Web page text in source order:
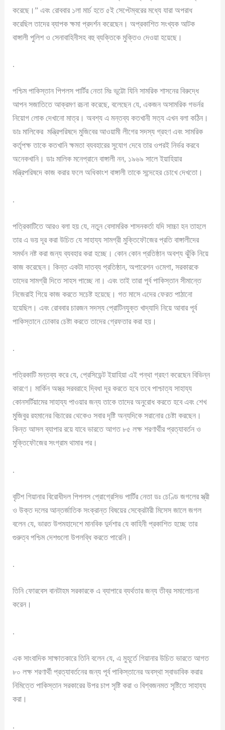
করেছে।” এবং রোববার ১লা মার্চ হতে ৫ই সেপ্টেম্বরের মধ্যে যারা অপরাধ
করেছিল তাদের ব্যাপক ক্ষমা প্রদর্শন করেছেন। অপ্রকাশিত সংখ্যক আটক
বাঙ্গালী পুলিশ ও সেনাবাহিনীসহ বহু ব্যক্তিকে মুক্তিও দেওয়া হয়েছে।
.
পশ্চিম পাকিস্তান পিপলস পার্টির নেতা মিঃ ভূট্টো যিনি সামরিক শাসনের বিরুদ্ধে
আপন সজাতিতে আক্রমণ রচনা করেছে, বলেছেন যে, একজন অসামরিক গভর্নর
নিয়োগ লোক দেখানো মাত্র। অবশ্য এ মন্তব্য কতখানী সত্য এখন বলা কঠিন।
ডাঃ মালিকের মন্ত্রিপরিষদে মুজিবের আওয়ামী লীগের সদস্য গ্রহণ এবং সামরিক
কর্তৃপক্ষ তাকে কতখানি ক্ষমতা ব্যবহারের সুযোগ দেবে তার ওপরই নির্ভর করবে
অনেকখানি। ডাঃ মালিক মনেপ্রানে বাঙ্গালী নন, ১৯৬৯ সালে ইয়াহিয়ার
মন্ত্রিপরিষদে কাজ করার ফলে অধিকাংশ বাঙ্গালী তাকে সন্দেহের চোখে দেখতো।
.
পত্রিকাটিতে আরও বলা হয় যে, নতুন বেসামরিক শাসনকর্তা যদি সাচ্চা হন তাহলে
তার এ ভয় দূর করা উচিত যে সাহায্য সামগ্রী মুক্তিফৌজের প্রতি বাঙ্গালীদের
সমর্থন নষ্ট করা জন্য ব্যবহার করা হচ্ছে। কোন কোন প্রতিষ্ঠান অবশ্য ঝুঁকি নিয়ে
কাজ করেছেন। কিন্ত একটা দাতব্য প্রতিষ্ঠান, অপারেশন ওমেগা, সরকারকে
তাদের সামগ্রী দিতে সাহস পাচ্ছে না। এবং তাই তারা পূর্ব পাকিস্তান সীমান্তে
নিজেরাই গিয়ে কাজ করতে সচেষ্ট হয়েছে। গত মাসে এদের ফেরত পাঠানো
হয়েছিল। এবং রোববার চারজন সদস্য প্রোটিনযুক্ত খাদ্যাদি নিয়ে আবার পূর্ব
পাকিস্তানে ঢোকার চেষ্টা করতে তাদের গ্রেফতার করা হয়।
.
পত্রিকাটি মন্তব্য করে যে, প্রেসিডেন্ট ইয়াহিয়া এই পন্থা গ্রহণ করেছেন বিভিন্ন
কারণে। মার্কিন অস্ত্র সরবরাহে দ্বিধা দূর করতে হবে তবে পাশ্চাত্য সাহায্য
কোনসর্টিয়ামের সাহায্য পাওয়ার জন্য তাকে তাদের অনুরোধ করতে হবে এবং শেখ
মুজিবুর রহমানের বিচারের থেকেও সবার দৃষ্টি অন্যদিকে সরানোর চেষ্টা করছেন।
কিন্ত আসল ব্যাপার রয়ে যাবে ভারতে আগত ৮৫ লক্ষ শরণার্থীর প্রত্যাবর্তন ও
মুক্তিফৌজের সংগ্রাম থামার পর।
.
বৃটিশ গিয়ানার বিরোধীদল পিপলস প্রোগ্রেসিভ পার্টির নেতা ডঃ চেণ্ডি জগলের স্ত্রী
ও উক্ত দলের আন্তর্জাতিক সংক্রান্ত বিষয়ের সেক্রেটারী মিসেস জালে জগল
বলেন যে, ভারত উপমহাদেশে মানবিক দুর্দশার যে কাহিনী প্রকাশিত হচ্ছে তার
গুরুত্ব পশ্চিম দেশগুলো উপলব্ধি করতে পারেনি।
.
তিনি ফোরবেস বানটাহম সরকারকে এ ব্যাপারে ব্যর্থতার জন্য তীব্র সমালোচনা
করেন।
.
এক সাংবাদিক সাক্ষাতকারে তিনি বলেন যে, এ মুহূর্তে গিয়ানার উচিত ভারতে আগত
৮০ লক্ষ শরণার্থী প্রত্যাবর্তনের জন্য পূর্ব পাকিস্তানের অবস্থা স্বাভাবিক করার
নিমিত্তে পাকিস্তান সরকারের উপর চাপ সৃষ্টি করা ও বিশ্বজনমত সৃষ্টিতে সাহায্য
করা।
.